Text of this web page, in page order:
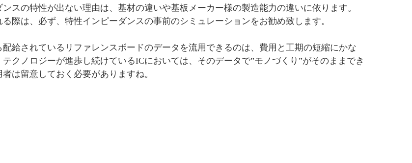
スの特性が出ない理由は、基材の違いや基板メーカー様の製造能力の違いに依ります。
際は、必ず、特性インピーダンスの事前のシミュレーションをお勧め致します。
給されているリファレンスボードのデータを流用できるのは、費用と工期の短縮にかな
テクノロジーが進歩し続けているICにおいては、そのデータで”モノづくり”がそのままでき
は留意しておく必要がありますね。